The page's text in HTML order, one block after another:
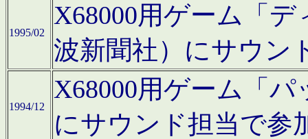
1995/02
X68000用ゲーム「
波新聞社）にサウン
1994/12
X68000用ゲーム「
にサウンド担当で参